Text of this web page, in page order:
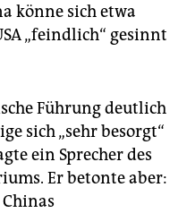
könne sich etwa
„feindlich“ gesinnt
Führung deutlich
sich „sehr besorgt“
ein Sprecher des
Er betonte aber: